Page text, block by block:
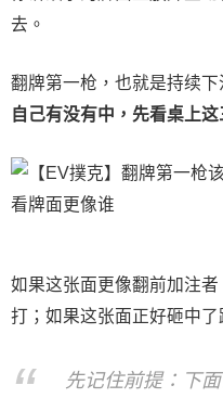
去。
翻牌第一枪，也就是持续下
自己有没有中，先看桌上
如果这张面更像翻前加注
打；如果这张面正好砸中
先记住前提：下